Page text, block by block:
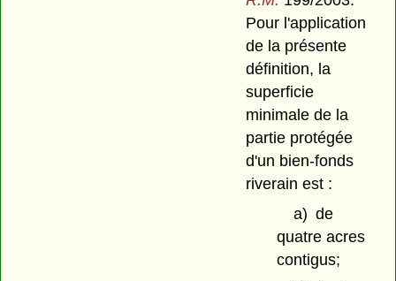
Pour l'application
de la présente
définition, la
superficie
minimale de la
partie protégée
d'un bien-fonds
riverain est :
a) de
quatre acres
contigus;